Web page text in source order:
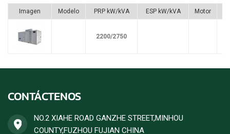
Imagen Modelo PRP kW/kVA ESP kW/kVA Motor
2200/2750
CONTÁCTENOS
NO.2 XIAHE ROAD GANZHE STREET,MINHOU
COUNTY,FUZHOU FUJIAN CHINA